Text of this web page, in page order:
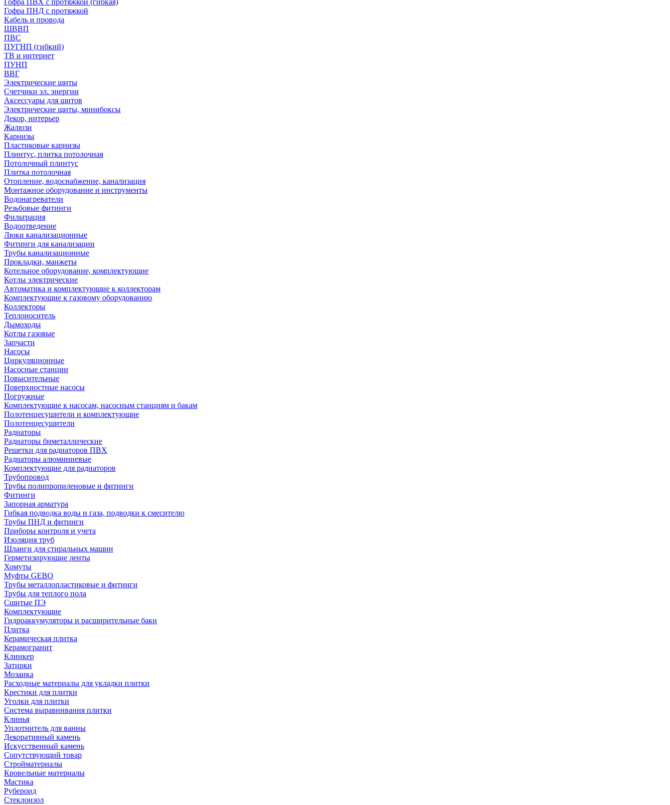
Гофра ПВХ с протяжкой (гибкая)
Гофра ПНД с протяжкой
Кабель и провода
ШВВП
ПВС
ПУГНП (гибкий)
ТВ и интернет
ПУНП
ВВГ
Электрические щиты
Счетчики эл. энергии
Аксессуары для щитов
Электрические щиты, минибоксы
Декор, интерьер
Жалюзи
Карнизы
Пластиковые карнизы
Плинтус, плитка потолочная
Потолочный плинтус
Плитка потолочная
Отопление, водоснабжение, канализация
Монтажное оборудование и инструменты
Водонагреватели
Резьбовые фитинги
Фильтрация
Водоотведение
Люки канализационные
Фитинги для канализации
Трубы канализационные
Прокладки, манжеты
Котельное оборудование, комплектующие
Котлы электрические
Автоматика и комплектующие к коллекторам
Комплектующие к газовому оборудованию
Коллекторы
Теплоноситель
Дымоходы
Котлы газовые
Запчасти
Насосы
Циркуляционные
Насосные станции
Повысительные
Поверхностные насосы
Погружные
Комплектующие к насосам, насосным станциям и бакам
Полотенцесушители и комплектующие
Полотенцесушители
Радиаторы
Радиаторы биметаллические
Решетки для радиаторов ПВХ
Радиаторы алюминиевые
Комплектующие для радиаторов
Трубопровод
Трубы полипропиленовые и фитинги
Фитинги
Запорная арматура
Гибкая подводка воды и газа, подводки к смесителю
Трубы ПНД и фитинги
Приборы контроля и учета
Изоляция труб
Шланги для стиральных машин
Герметизирующие ленты
Хомуты
Муфты GEBO
Трубы металлопластиковые и фитинги
Трубы для теплого пола
Сшитые ПЭ
Комплектующие
Гидроаккумуляторы и расширительные баки
Плитка
Керамическая плитка
Керамогранит
Клинкер
Затирки
Мозаика
Расходные материалы для укладки плитки
Крестики для плитки
Уголки для плитки
Система выравнивания плитки
Клинья
Уплотнитель для ванны
Декоративный камень
Искусственный камень
Сопутствующий товар
Стройматериалы
Кровельные материалы
Мастика
Рубероид
Стеклоизол